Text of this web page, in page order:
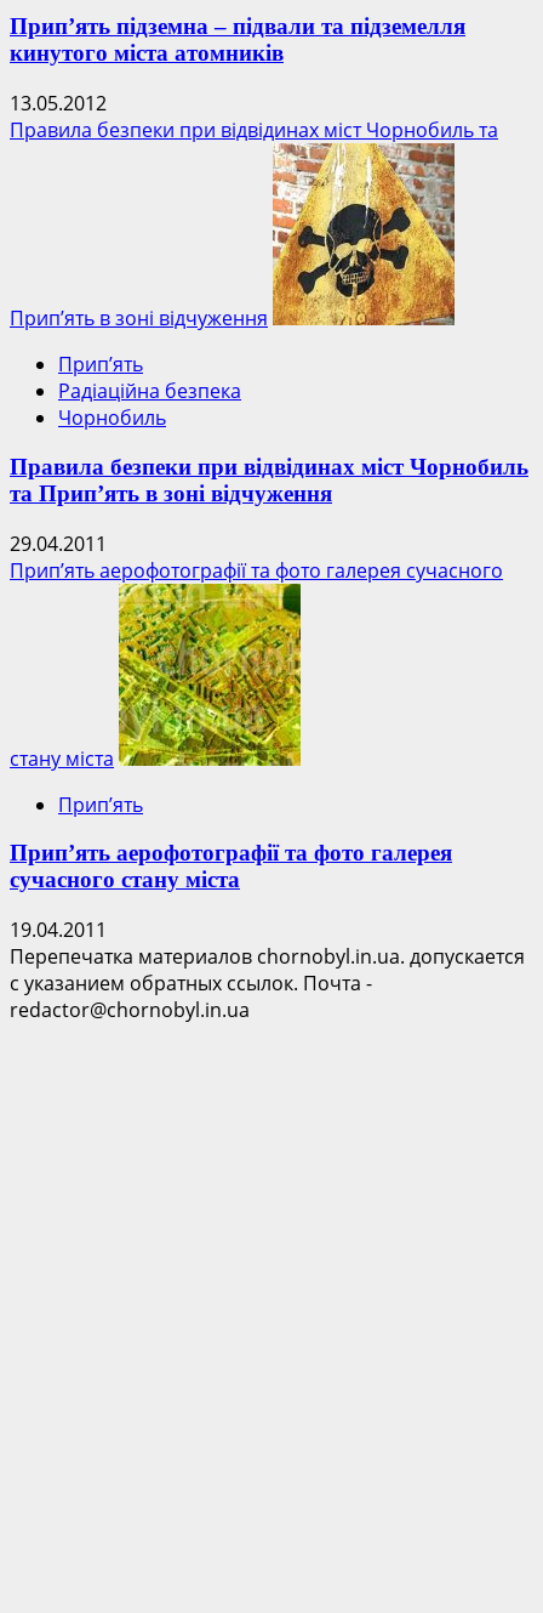
Прип’ять підземна – підвали та підземелля
кинутого міста атомників
13.05.2012
Правила безпеки при відвідинах міст Чорнобиль та
Прип’ять в зоні відчуження
Прип’ять
Радіаційна безпека
Чорнобиль
Правила безпеки при відвідинах міст Чорнобиль
та Прип’ять в зоні відчуження
29.04.2011
Прип’ять аерофотографії та фото галерея сучасного
стану міста
Прип’ять
Прип’ять аерофотографії та фото галерея
сучасного стану міста
19.04.2011
Перепечатка материалов chornobyl.in.ua. допускается
с указанием обратных ссылок. Почта -
redactor@chornobyl.in.ua